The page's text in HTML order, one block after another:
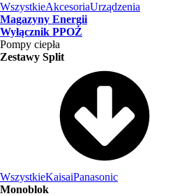
WszystkieAkcesoriaUrządzenia
Magazyny Energii
Wyłącznik PPOŻ
Pompy ciepła
Zestawy Split
WszystkieKaisaiPanasonic
Monoblok